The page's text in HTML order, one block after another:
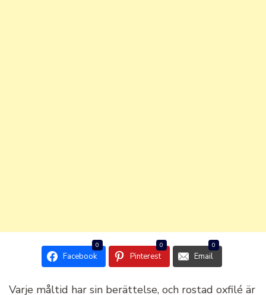
0
Facebook
0
Pinterest
0
Email
Varje måltid har sin berättelse, och rostad oxfilé är